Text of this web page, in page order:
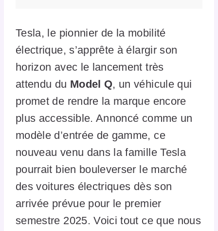
Tesla, le pionnier de la mobilité
électrique, s’apprête à élargir son
horizon avec le lancement très
attendu du Model Q, un véhicule qui
promet de rendre la marque encore
plus accessible. Annoncé comme un
modèle d’entrée de gamme, ce
nouveau venu dans la famille Tesla
pourrait bien bouleverser le marché
des voitures électriques dès son
arrivée prévue pour le premier
semestre 2025. Voici tout ce que nous